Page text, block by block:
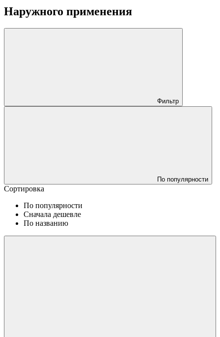
Наружного применения
Фильтр
По популярности
Сортировка
По популярности
Сначала дешевле
По названию